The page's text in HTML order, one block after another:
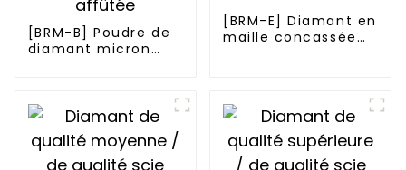
[BRM-B] Poudre de
diamant micron
[BRM-E] Diamant en
maille concassée